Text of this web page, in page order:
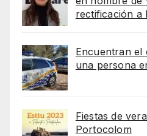
rectificación a
Encuentran el
una persona
Fiestas de
Portocolom